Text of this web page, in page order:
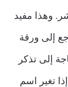
وهذا مفيد
إلى ورقة
إلى تذكر
تغير اسم